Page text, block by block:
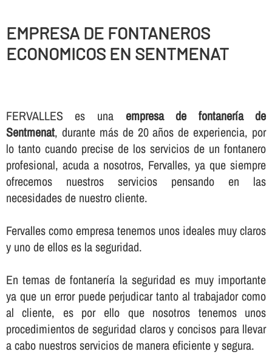
EMPRESA DE FONTANEROS
ECONOMICOS EN SENTMENAT
FERVALLES es una empresa de fontanerí­a de
Sentmenat, durante más de 20 años de experiencia, por
lo tanto cuando precise de los servicios de un fontanero
profesional, acuda a nosotros, Fervalles, ya que siempre
ofrecemos nuestros servicios pensando en las
necesidades de nuestro cliente.
Fervalles como empresa tenemos unos ideales muy claros
y uno de ellos es la seguridad.
En temas de fontanerí­a la seguridad es muy importante
ya que un error puede perjudicar tanto al trabajador como
al cliente, es por ello que nosotros tenemos unos
procedimientos de seguridad claros y concisos para llevar
a cabo nuestros servicios de manera eficiente y segura.